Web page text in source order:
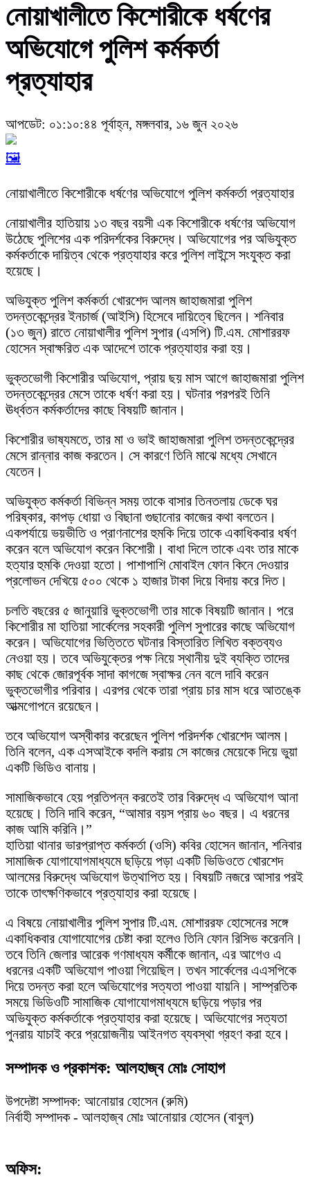
নোয়াখালীতে কিশোরীকে ধর্ষণের
অভিযোগে পুলিশ কর্মকর্তা
প্রত্যাহার
আপডেট: ০১:১০:৪৪ পূর্বাহ্ন, মঙ্গলবার, ১৬ জুন ২০২৬
🖼️
নোয়াখালীতে কিশোরীকে ধর্ষণের অভিযোগে পুলিশ কর্মকর্তা প্রত্যাহার
নোয়াখালীর হাতিয়ায় ১৩ বছর বয়সী এক কিশোরীকে ধর্ষণের অভিযোগ
উঠেছে পুলিশের এক পরিদর্শকের বিরুদ্ধে। অভিযোগের পর অভিযুক্ত
কর্মকর্তাকে দায়িত্ব থেকে প্রত্যাহার করে পুলিশ লাইন্সে সংযুক্ত করা
হয়েছে।
অভিযুক্ত পুলিশ কর্মকর্তা খোরশেদ আলম জাহাজমারা পুলিশ
তদন্তকেন্দ্রের ইনচার্জ (আইসি) হিসেবে দায়িত্বে ছিলেন। শনিবার
(১৩ জুন) রাতে নোয়াখালীর পুলিশ সুপার (এসপি) টি.এম. মোশাররফ
হোসেন স্বাক্ষরিত এক আদেশে তাকে প্রত্যাহার করা হয়।
ভুক্তভোগী কিশোরীর অভিযোগ, প্রায় ছয় মাস আগে জাহাজমারা পুলিশ
তদন্তকেন্দ্রের মেসে তাকে ধর্ষণ করা হয়। ঘটনার পরপরই তিনি
ঊর্ধ্বতন কর্মকর্তাদের কাছে বিষয়টি জানান।
কিশোরীর ভাষ্যমতে, তার মা ও ভাই জাহাজমারা পুলিশ তদন্তকেন্দ্রের
মেসে রান্নার কাজ করতেন। সে কারণে তিনি মাঝে মধ্যে সেখানে
যেতেন।
অভিযুক্ত কর্মকর্তা বিভিন্ন সময় তাকে বাসার তিনতলায় ডেকে ঘর
পরিষ্কার, কাপড় ধোয়া ও বিছানা গুছানোর কাজের কথা বলতেন।
একপর্যায়ে ভয়ভীতি ও প্রাণনাশের হুমকি দিয়ে তাকে একাধিকবার ধর্ষণ
করেন বলে অভিযোগ করেন কিশোরী। বাধা দিলে তাকে এবং তার মাকে
হত্যার হুমকি দেওয়া হতো। পাশাপাশি মোবাইল ফোন কিনে দেওয়ার
প্রলোভন দেখিয়ে ৫০০ থেকে ১ হাজার টাকা দিয়ে বিদায় করে দিত।
চলতি বছরের ৫ জানুয়ারি ভুক্তভোগী তার মাকে বিষয়টি জানান। পরে
কিশোরীর মা হাতিয়া সার্কেলের সহকারী পুলিশ সুপারের কাছে অভিযোগ
করেন। অভিযোগের ভিত্তিতে ঘটনার বিস্তারিত লিখিত বক্তব্যও
নেওয়া হয়। তবে অভিযুক্তের পক্ষ নিয়ে স্থানীয় দুই ব্যক্তি তাদের
কাছ থেকে জোরপূর্বক সাদা কাগজে স্বাক্ষর নেন বলে দাবি করেন
ভুক্তভোগীর পরিবার। এরপর থেকে তারা প্রায় চার মাস ধরে আতঙ্কে
আত্মগোপনে রয়েছেন।
তবে অভিযোগ অস্বীকার করেছেন পুলিশ পরিদর্শক খোরশেদ আলম।
তিনি বলেন, এক এসআইকে বদলি করায় সে কাজের মেয়েকে দিয়ে ভুয়া
একটি ভিডিও বানায়।
সামাজিকভাবে হেয় প্রতিপন্ন করতেই তার বিরুদ্ধে এ অভিযোগ আনা
হয়েছে। তিনি দাবি করেন, “আমার বয়স প্রায় ৬০ বছর। এ ধরনের
কাজ আমি করিনি।”
হাতিয়া থানার ভারপ্রাপ্ত কর্মকর্তা (ওসি) কবির হোসেন জানান, শনিবার
সামাজিক যোগাযোগমাধ্যমে ছড়িয়ে পড়া একটি ভিডিওতে খোরশেদ
আলমের বিরুদ্ধে অভিযোগ উত্থাপিত হয়। বিষয়টি নজরে আসার পরই
তাকে তাৎক্ষণিকভাবে প্রত্যাহার করা হয়েছে।
এ বিষয়ে নোয়াখালীর পুলিশ সুপার টি.এম. মোশাররফ হোসেনের সঙ্গে
একাধিকবার যোগাযোগের চেষ্টা করা হলেও তিনি ফোন রিসিভ করেননি।
তবে তিনি জেলার আরেক গণমাধ্যম কর্মীকে জানান, এর আগেও এ
ধরনের একটি অভিযোগ পাওয়া গিয়েছিল। তখন সার্কেলের এএসপিকে
দিয়ে তদন্ত করা হলে অভিযোগের সত্যতা পাওয়া যায়নি। সাম্প্রতিক
সময়ে ভিডিওটি সামাজিক যোগাযোগমাধ্যমে ছড়িয়ে পড়ার পর
অভিযুক্ত কর্মকর্তাকে প্রত্যাহার করা হয়েছে। অভিযোগের সত্যতা
পুনরায় যাচাই করে প্রয়োজনীয় আইনগত ব্যবস্থা গ্রহণ করা হবে।
সম্পাদক ও প্রকাশক: আলহাজ্ব মোঃ সোহাগ
উপদেষ্টা সম্পাদক: আনোয়ার হোসেন (রুমি)
নির্বাহী সম্পাদক - আলহাজ্ব মোঃ আনোয়ার হোসেন (বাবুল)
অফিস: